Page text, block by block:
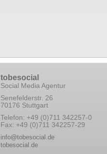
tobesocial
Social Media Agentur
Senefelderstr. 26
70176 Stuttgart
Telefon: +49 (0)711 342257-0
Fax: +49 (0)711 342257-29
info@tobesocial.de
tobesocial.de